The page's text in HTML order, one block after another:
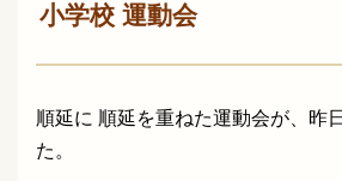
小学校 運動会
順延に 順延を重ねた運動会が、昨
た。